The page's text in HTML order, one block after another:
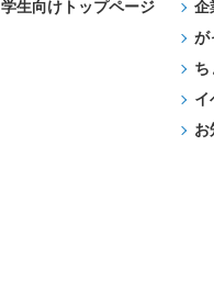
学生向けトップページ
企
が
ち
イ
お